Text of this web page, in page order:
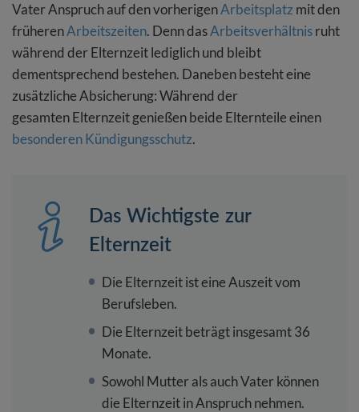
Vater Anspruch auf den vorherigenArbeitsplatz mit den
früherenArbeitszeiten. Denn dasArbeitsverhältnisruht
während der Elternzeit lediglich und bleibt
dementsprechend bestehen. Daneben besteht eine
zusätzliche Absicherung: Während der
gesamten Elternzeit genießen beide Elternteile einen
besonderen Kündigungsschutz.
Das Wichtigste zur
Elternzeit
Die Elternzeit ist eine Auszeit vom
Berufsleben.
Die Elternzeit beträgt insgesamt 36
Monate.
Sowohl Mutter als auch Vater können
die Elternzeit in Anspruch nehmen.